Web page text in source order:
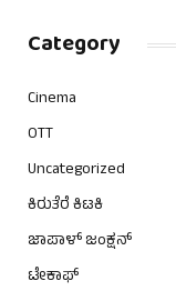
Category
Cinema
OTT
Uncategorized
ಕಿರುತೆರೆ ಕಿಟಕಿ
ಜಾಪಾಳ್ ಜಂಕ್ಷನ್
ಟೇಕಾಫ್